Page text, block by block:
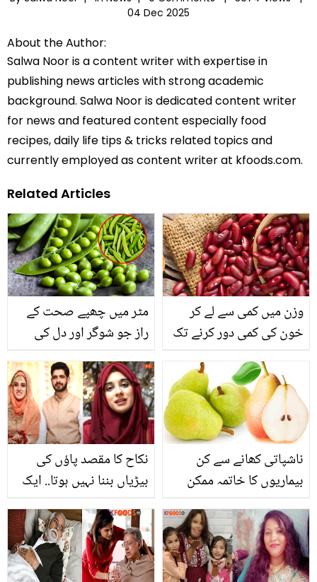
04 Dec 2025
About the Author:
Salwa Noor is a content writer with expertise in
publishing news articles with strong academic
background. Salwa Noor is dedicated content writer
for news and featured content especially food
recipes, daily life tips & tricks related topics and
currently employed as content writer at kfoods.com.
Related Articles
مٹر میں چھپے صحت کے
راز جو شوگر اور دل کی
کرے کنٹرول اور بچائیں آپ
کو مہنگی دوائیوں سے
وزن میں کمی سے لے کر
خون کی کمی دور کرنے تک
مند ہے؟ جانیئے اس کے
حیران کُن فوائد اور
استعمال کرنے کا صحیح
طریقہ
نکاح کا مقصد پاؤں کی
بیڑیاں بننا نہیں ہوتا.. ایک
پاس کرنے والے جوڑے نے
کامیابی کی کیا وجہ بتائی؟
ناشپاتی کھانے سے کن
بیماریوں کا خاتمہ ممکن
اور بھرپور فائدہ اٹھائیں